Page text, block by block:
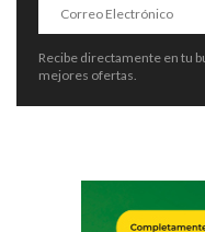
Recibe directamente en tu
mejores ofertas.